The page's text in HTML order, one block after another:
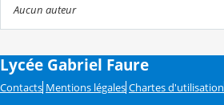
Aucun auteur
Lycée Gabriel Faure
Contacts Mentions légales Chartes d'utilisation